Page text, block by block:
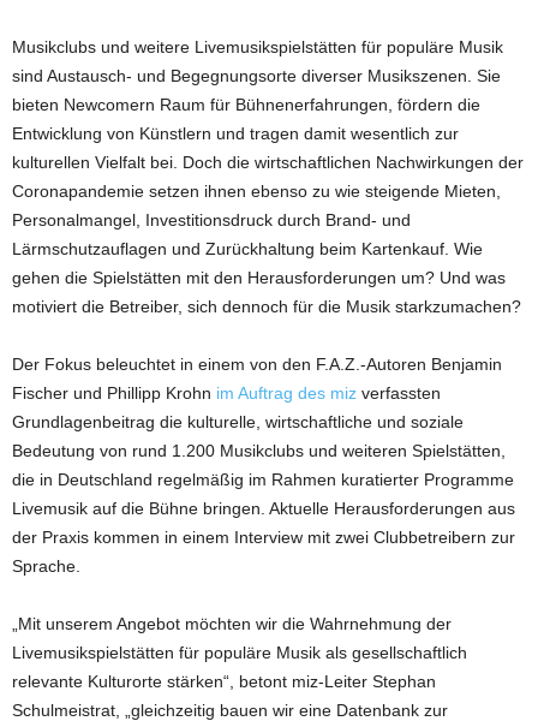
Musikclubs und weitere Livemusikspielstätten für populäre Musik
sind Austausch- und Begegnungsorte diverser Musikszenen. Sie
bieten Newcomern Raum für Bühnenerfahrungen, fördern die
Entwicklung von Künstlern und tragen damit wesentlich zur
kulturellen Vielfalt bei. Doch die wirtschaftlichen Nachwirkungen der
Coronapandemie setzen ihnen ebenso zu wie steigende Mieten,
Personalmangel, Investitionsdruck durch Brand- und
Lärmschutzauflagen und Zurückhaltung beim Kartenkauf. Wie
gehen die Spielstätten mit den Herausforderungen um? Und was
motiviert die Betreiber, sich dennoch für die Musik starkzumachen?
Der Fokus beleuchtet in einem von den F.A.Z.-Autoren Benjamin
Fischer und Phillipp Krohn im Auftrag des miz verfassten
Grundlagenbeitrag die kulturelle, wirtschaftliche und soziale
Bedeutung von rund 1.200 Musikclubs und weiteren Spielstätten,
die in Deutschland regelmäßig im Rahmen kuratierter Programme
Livemusik auf die Bühne bringen. Aktuelle Herausforderungen aus
der Praxis kommen in einem Interview mit zwei Clubbetreibern zur
Sprache.
„Mit unserem Angebot möchten wir die Wahrnehmung der
Livemusikspielstätten für populäre Musik als gesellschaftlich
relevante Kulturorte stärken“, betont miz-Leiter Stephan
Schulmeistrat, „gleichzeitig bauen wir eine Datenbank zur